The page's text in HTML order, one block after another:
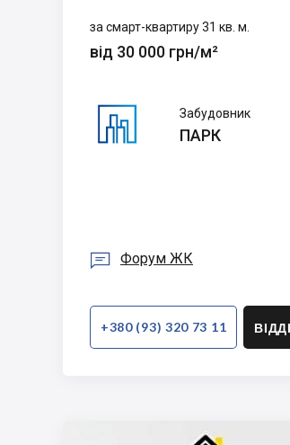
за смарт-квартиру 31 кв. м.
від 30 000 грн/м²
ПАРК
Забудовник
ПАРК
 Форум ЖК
+380 (93) 320 73 11